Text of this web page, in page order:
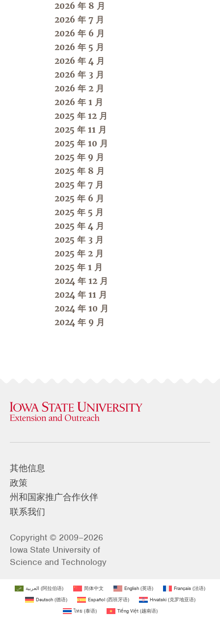
2026 年 8 月
2026 年 7 月
2026 年 6 月
2026 年 5 月
2026 年 4 月
2026 年 3 月
2026 年 2 月
2026 年 1 月
2025 年 12 月
2025 年 11 月
2025 年 10 月
2025 年 9 月
2025 年 8 月
2025 年 7 月
2025 年 6 月
2025 年 5 月
2025 年 4 月
2025 年 3 月
2025 年 2 月
2025 年 1 月
2024 年 12 月
2024 年 11 月
2024 年 10 月
2024 年 9 月
其他信息
政策
州和国家推广合作伙伴
联系我们
Copyright © 2009–2026
Iowa State University of
Science and Technology
العربية (阿拉伯语) 简体中文 English (英语) Français (法语)
Deutsch(德语) Español(西班牙语) Hrvatski(克罗地亚语)
ไทย (泰语) Tiếng Việt(越南语)